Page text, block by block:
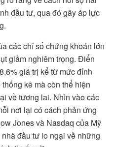
đầu tư, qua đó gây áp lực
các chỉ số chứng khoán lớn
giảm nghiêm trọng. Điển
giá trị kể từ mức đỉnh
kê mà còn thể hiện
về tương lai. Nhìn vào các
nơi lại có cách phản ứng
Jones và Nasdaq của Mỹ
đầu tư lo ngại về những